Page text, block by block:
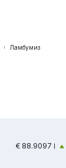
Ламбумиз
€ 88.9097